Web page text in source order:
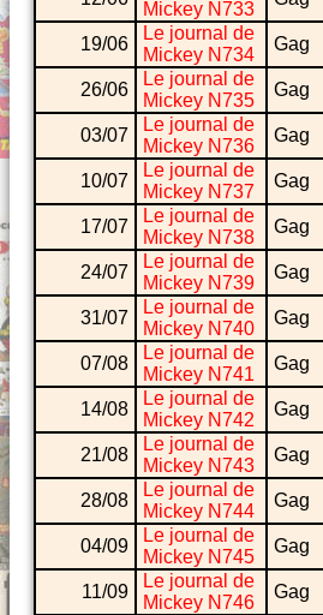
Mickey N733
19/06
Le journal de
Mickey N734
Gag
26/06
Le journal de
Mickey N735
Gag
03/07
Le journal de
Mickey N736
Gag
10/07
Le journal de
Mickey N737
Gag
17/07
Le journal de
Mickey N738
Gag
24/07
Le journal de
Mickey N739
Gag
31/07
Le journal de
Mickey N740
Gag
07/08
Le journal de
Mickey N741
Gag
14/08
Le journal de
Mickey N742
Gag
21/08
Le journal de
Mickey N743
Gag
28/08
Le journal de
Mickey N744
Gag
04/09
Le journal de
Mickey N745
Gag
11/09
Le journal de
Mickey N746
Gag